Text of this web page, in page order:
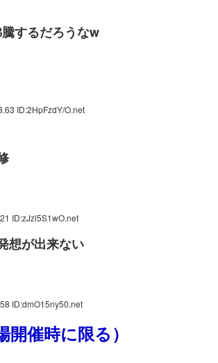
するだろうなw
ID:2HpFzdY/O.net
ID:zJzl5S1wO.net
想が出来ない
ID:dmO15ny50.net
催時に限る）